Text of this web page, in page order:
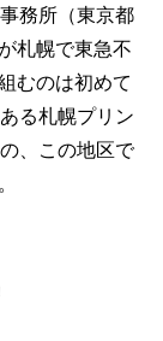
務所（東京都
札幌で東急不
むのは初めて
る札幌プリン
、この地区で